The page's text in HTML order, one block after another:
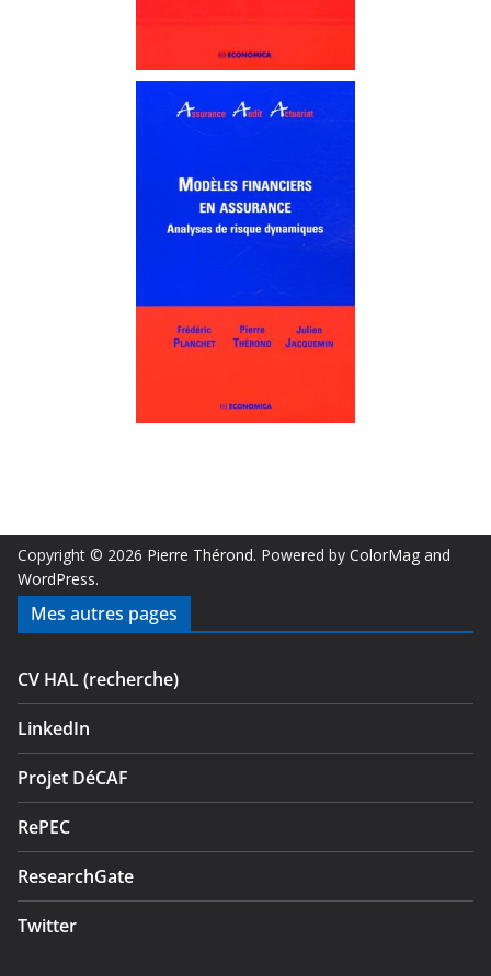
Copyright © 2026 Pierre Thérond. Powered by ColorMag and
WordPress.
Mes autres pages
CV HAL (recherche)
LinkedIn
Projet DéCAF
RePEC
ResearchGate
Twitter